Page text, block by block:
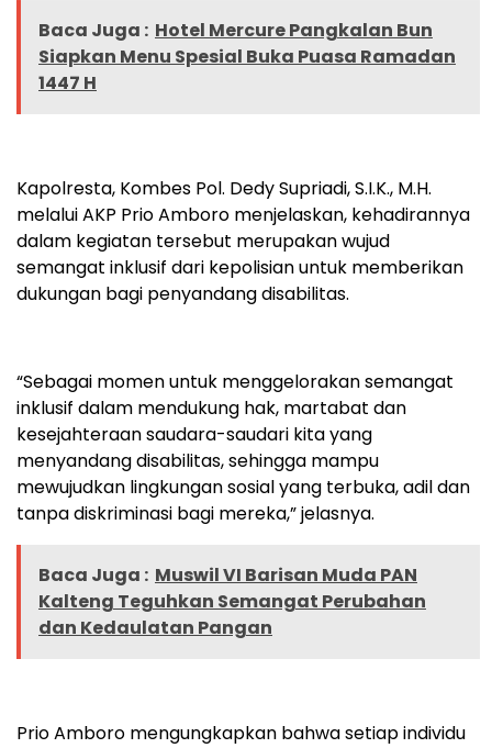
Baca Juga : Hotel Mercure Pangkalan Bun
Siapkan Menu Spesial Buka Puasa Ramadan
1447 H
Kapolresta, Kombes Pol. Dedy Supriadi, S.I.K., M.H.
melalui AKP Prio Amboro menjelaskan, kehadirannya
dalam kegiatan tersebut merupakan wujud
semangat inklusif dari kepolisian untuk memberikan
dukungan bagi penyandang disabilitas.
“Sebagai momen untuk menggelorakan semangat
inklusif dalam mendukung hak, martabat dan
kesejahteraan saudara-saudari kita yang
menyandang disabilitas, sehingga mampu
mewujudkan lingkungan sosial yang terbuka, adil dan
tanpa diskriminasi bagi mereka,” jelasnya.
Baca Juga : Muswil VI Barisan Muda PAN
Kalteng Teguhkan Semangat Perubahan
dan Kedaulatan Pangan
Prio Amboro mengungkapkan bahwa setiap individu